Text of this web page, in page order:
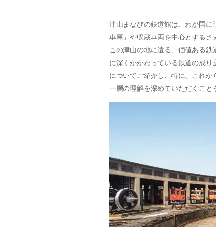
津山まなびの鉄道館は、わが国
車庫」や収蔵車両を中心とするさ
この津山の地に遺る、価値ある
に深くかかわっている鉄道の成
についてご紹介し、特に、これ
一層の理解を深めていただくこと